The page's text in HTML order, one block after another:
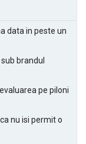
data in peste un
brandul
pe piloni
nu isi permit o